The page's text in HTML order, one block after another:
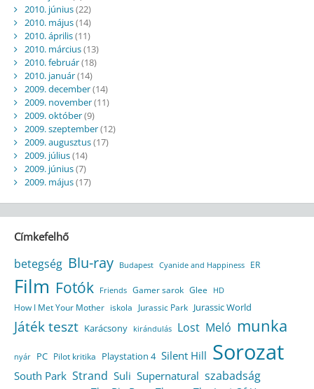
2010. június(22)
2010. május(14)
2010. április(11)
2010. március(13)
2010. február(18)
2010. január(14)
2009. december(14)
2009. november(11)
2009. október(9)
2009. szeptember(12)
2009. augusztus(17)
2009. július(14)
2009. június(7)
2009. május(17)
Címkefelhő
betegség Blu-ray Budapest Cyanide and Happiness ER
Film Fotók Friends Gamer sarok Glee HD
How I Met Your Mother iskola Jurassic Park Jurassic World
Játék teszt Karácsony kirándulás Lost Meló munka
nyár PC Pilot kritika Playstation 4 Silent Hill Sorozat
South Park Strand Suli Supernatural szabadság